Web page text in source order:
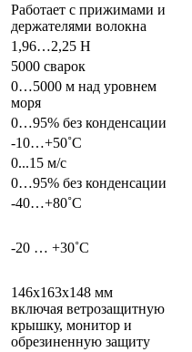
Работает с прижимами и
держателями волокна
1,96…2,25 Н
5000 сварок
0…5000 м над уровнем
моря
0…95% без конденсации
-10…+50˚C
0...15 м/с
0…95% без конденсации
-40…+80˚C
-20 … +30˚C
146х163х148 мм
включая ветрозащитную
крышку, монитор и
обрезиненную защиту